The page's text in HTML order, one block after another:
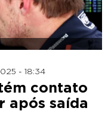
- 18:34
contato
após saída